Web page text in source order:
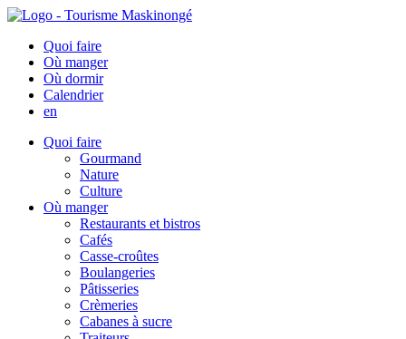
Quoi faire
Où manger
Où dormir
Calendrier
en
Quoi faire
Gourmand
Nature
Culture
Où manger
Restaurants et bistros
Cafés
Casse-croûtes
Boulangeries
Pâtisseries
Crèmeries
Cabanes à sucre